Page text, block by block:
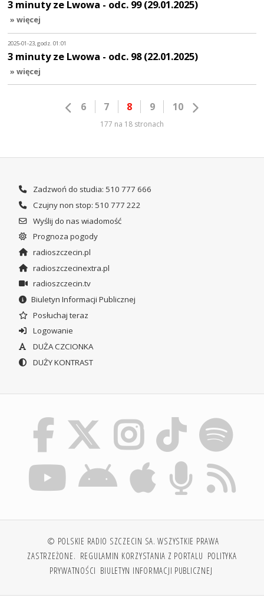
3 minuty ze Lwowa - odc. 99 (29.01.2025)
» więcej
2025-01-23, godz. 01:01
3 minuty ze Lwowa - odc. 98 (22.01.2025)
» więcej
6 7 8 9 10
177 na 18 stronach
Zadzwoń do studia: 510 777 666
Czujny non stop: 510 777 222
Wyślij do nas wiadomość
Prognoza pogody
radioszczecin.pl
radioszczecinextra.pl
radioszczecin.tv
Biuletyn Informacji Publicznej
Posłuchaj teraz
Logowanie
DUŻA CZCIONKA
DUŻY KONTRAST
© POLSKIE RADIO SZCZECIN SA. WSZYSTKIE PRAWA
ZASTRZEŻONE. REGULAMIN KORZYSTANIA Z PORTALU POLITYKA
PRYWATNOŚCI BIULETYN INFORMACJI PUBLICZNEJ